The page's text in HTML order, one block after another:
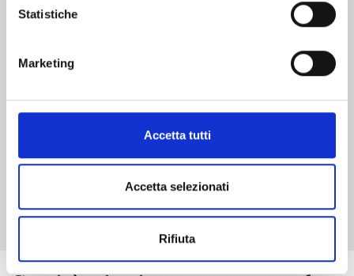
Statistiche
Marketing
Accetta tutti
Accetta selezionati
Rifiuta
Mostra tutto